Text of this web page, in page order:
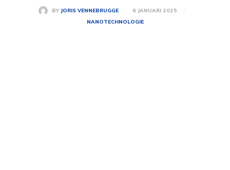
BY JORIS VENNEBRUGGE
6 JANUARI 2025
NANOTECHNOLOGIE